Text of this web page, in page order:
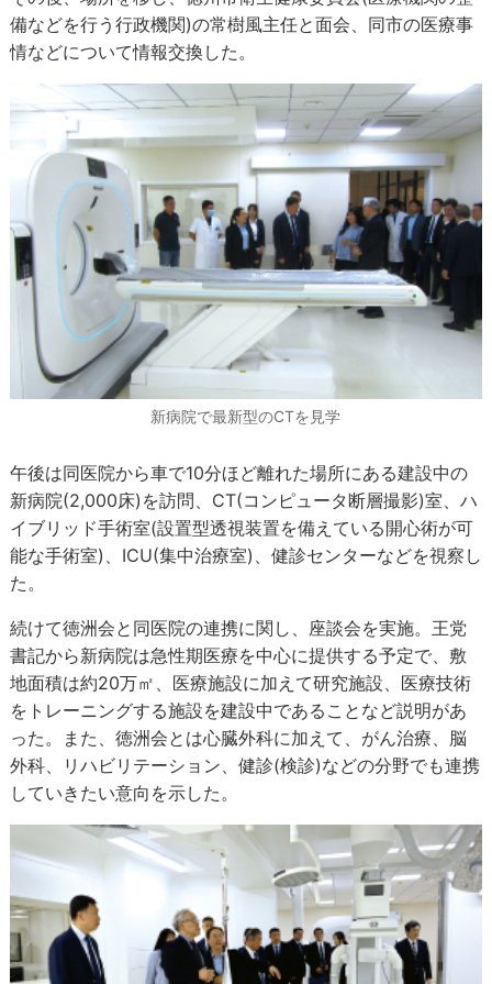
備などを行う行政機関)の常樹風主任と面会、同市の医療事
情などについて情報交換した。
新病院で最新型のCTを見学
午後は同医院から車で10分ほど離れた場所にある建設中の
新病院(2,000床)を訪問、CT(コンピュータ断層撮影)室、ハ
イブリッド手術室(設置型透視装置を備えている開心術が可
能な手術室)、ICU(集中治療室)、健診センターなどを視察し
た。
続けて徳洲会と同医院の連携に関し、座談会を実施。王党
書記から新病院は急性期医療を中心に提供する予定で、敷
地面積は約20万㎡、医療施設に加えて研究施設、医療技術
をトレーニングする施設を建設中であることなど説明があ
った。また、徳洲会とは心臓外科に加えて、がん治療、脳
外科、リハビリテーション、健診(検診)などの分野でも連携
していきたい意向を示した。